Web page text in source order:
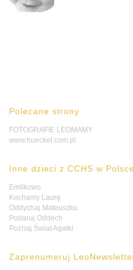
Polecane strony
FOTOGRAFIE LEOMAMY
www.hueckel.com.pl
Inne dzieci z CCHS w
Emilkowo
Kochamy Laurę
Oddychaj Mateuszku
Podaruj Oddech
Poznaj Świat Agatki
Zaprenumeruj